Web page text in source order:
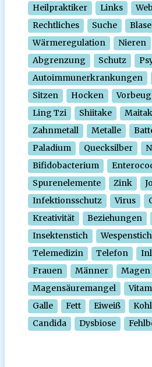
Heilpraktiker
Links
Rechtliches
Suche
Wärmeregulation
Nieren
Abgrenzung
Schutz
Autoimmunerkrankungen
Sitzen
Hocken
Ling Tzi
Shiitake
Zahnmetall
Metalle
Paladium
Quecksilber
Bifidobacterium
Spurenelemente
Zink
Infektionsschutz
Virus
Kreativität
Beziehungen
Insektenstich
Wespenstich
Telemedizin
Telefon
Frauen
Männer Magen
Magensäuremangel
Galle
Fett Eiweiß
Candida
Dysbiose